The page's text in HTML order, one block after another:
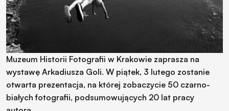
Muzeum Historii Fotografii w Krakowie zaprasza na
wystawę Arkadiusza Goli. W piątek, 3 lutego zostanie
otwarta prezentacja, na której zobaczycie 50 czarno-
białych fotografii, podsumowujących 20 lat pracy